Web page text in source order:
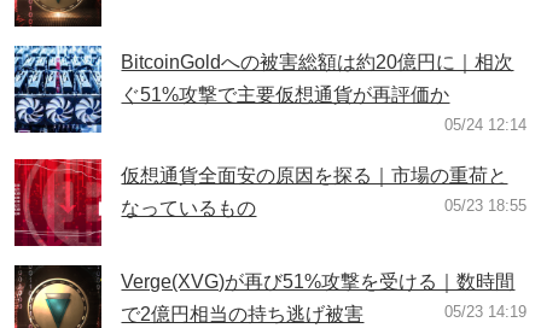
BitcoinGoldへの被害総額は約20億円に｜相次
ぐ51%攻撃で主要仮想通貨が再評価か
05/24 12:14
仮想通貨全面安の原因を探る｜市場の重荷と
なっているもの
05/23 18:55
Verge(XVG)が再び51%攻撃を受ける｜数時間
で2億円相当の持ち逃げ被害
05/23 14:19